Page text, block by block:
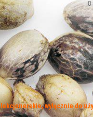
wyłącznie do